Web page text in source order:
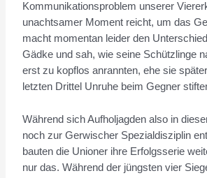
Kommunikationsproblem unserer
unachtsamer Moment reicht, um das
macht momentan leider den
Gädke und sah, wie seine Schützlinge
erst zu kopflos anrannten, ehe sie
letzten Drittel Unruhe beim Gegner
Während sich Aufholjagden also in
noch zur Gerwischer Spezialdisziplin
bauten die Unioner ihre Erfolgsserie
nur das. Während der jüngsten vier